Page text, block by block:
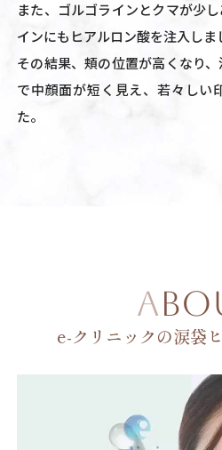
また、ゴルゴラインとクマが少
インにもヒアルロン酸を注入しま
その結果、頬の位置が高くなり
で中顔面が短く見え、若々しい
た。
e-クリニックの涙袋